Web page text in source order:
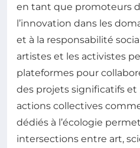
en tant que promoteurs
l’innovation dans les
et à la responsabilité
artistes et les activistes
plateformes pour
des projets significatifs
actions collectives
dédiés à l’écologie
intersections entre art,